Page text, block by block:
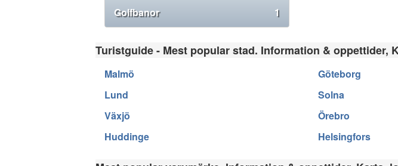
Golfbanor 1
Turistguide - Mest popular stad. Information & oppettider,
Malmö Göteborg
Lund
Solna
Växjö
Örebro
Huddinge
Helsingfors